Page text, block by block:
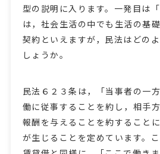
型の説明に入ります。一発目は
は，社会生活の中でも生活の基
契約といえますが，民法はどの
しょうか。
民法６２３条は，「当事者の一
働に従事することを約し，相手
報酬を与えることを約すること
が生じることを定めています。